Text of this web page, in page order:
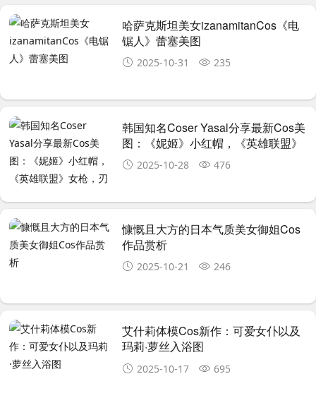
哈萨克斯坦美女izanamitanCos《电
锯人》蕾塞美图
2025-10-31 235
韩国知名Coser Yasal分享最新Cos美
图：《妮姬》小红帽，《英雄联盟》
女枪，刃影姐姐
2025-10-28 476
慷慨且大方的日本气质美女御姐Cos
作品赏析
2025-10-21 246
艾什莉体模Cos新作：可爱女仆以及
玛莉·萝丝入浴图
2025-10-17 695